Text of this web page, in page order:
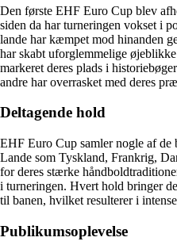
Den første EHF Euro Cup blev
siden da har turneringen vokset i
lande har kæmpet mod hinanden
har skabt uforglemmelige
markeret deres plads i
andre har overrasket med deres
Deltagende hold
EHF Euro Cup samler nogle af de
Lande som Tyskland, Frankrig,
for deres stærke
i turneringen. Hvert hold bringer
til banen, hvilket resulterer i
Publikumsoplevelse